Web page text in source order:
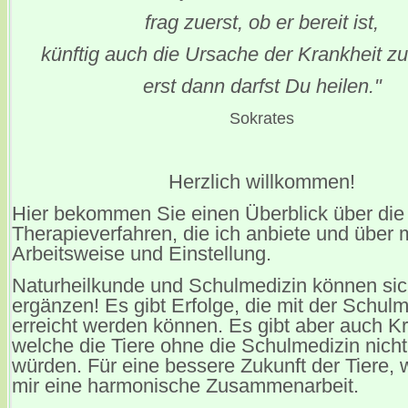
frag zuerst, ob er bereit ist,
künftig auch die Ursache der Krankheit
erst dann darfst Du heilen."
Sokrates
Herzlich willkommen!
Hier bekommen Sie einen Überblick über die
Therapieverfahren, die ich anbiete und über
Arbeitsweise und Einstellung.
Naturheilkunde und Schulmedizin können
ergänzen! Es gibt Erfolge, die mit der
erreicht werden können. Es gibt aber auch
welche die Tiere ohne die Schulmedizin
würden. Für eine bessere Zukunft der Tiere,
mir eine harmonische Zusammenarbeit.